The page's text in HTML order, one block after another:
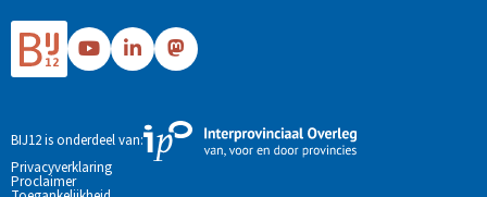
Ga
naar
pagina
Ga
naar
LinkedIn
pagina
Ga
naar
Mastodon
pagina
BIJ12 is onderdeel van:
Externe
link
Privacyverklaring
Proclaimer